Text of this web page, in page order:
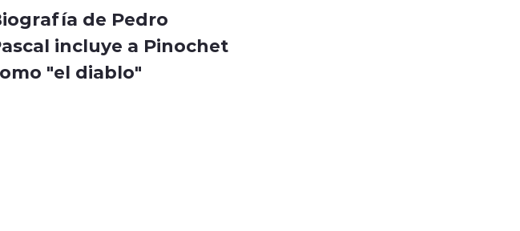
de Pedro
incluye a Pinochet
"el diablo"